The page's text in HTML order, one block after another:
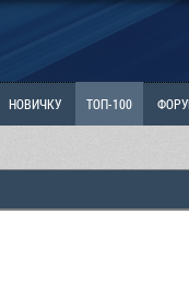
НОВИЧКУ ТОП-100